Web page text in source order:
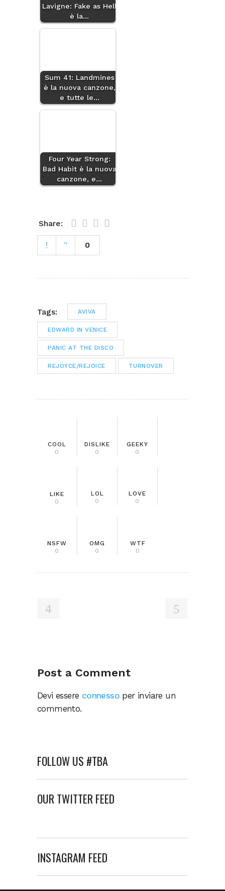
Lavigne: Fake as Hell
è la…
Sum 41: Landmines
è la nuova canzone,
e tutte le…
Four Year Strong:
Bad Habit è la nuova
canzone, e…
Share:
0
Tags: AVIVA
EDWARD IN VENICE
PANIC AT THE DISCO
REJOYCE/REJOICE TURNOVER
COOL
0
DISLIKE
0
GEEKY
0
LIKE
0
LOL
0
LOVE
0
NSFW
0
OMG
0
WTF
0
Post a Comment
Devi essere connesso per inviare un
commento.
FOLLOW US #TBA
OUR TWITTER FEED
INSTAGRAM FEED